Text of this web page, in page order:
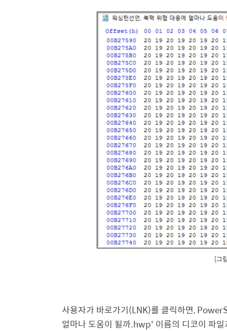
[그
사용자가 바로가기(LNK)를 클릭하면,
얼마나 도움이 될까.hwp' 이름의 디코이 파